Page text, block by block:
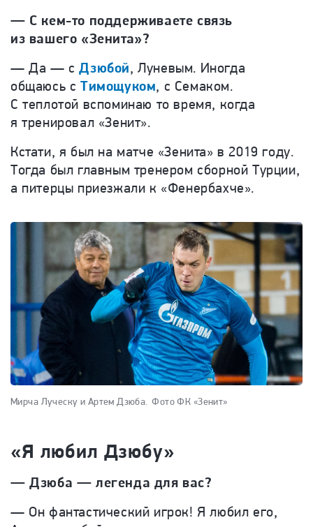
— С кем-то поддерживаете связь
из вашего «Зенита»?
—Да — сДзюбой, Луневым. Иногда
общаюсь с Тимощуком, с Семаком.
С теплотой вспоминаю то время, когда
я тренировал «Зенит».
Кстати, я был на матче «Зенита» в 2019 году.
Тогда был главным тренером сборной Турции,
а питерцы приезжали к «Фенербахче».
Мирча Луческу и Артем Дзюба. Фото ФК «Зенит»
«Я любил Дзюбу»
—Дзюба — легенда для вас?
— Он фантастический игрок! Я любил его,